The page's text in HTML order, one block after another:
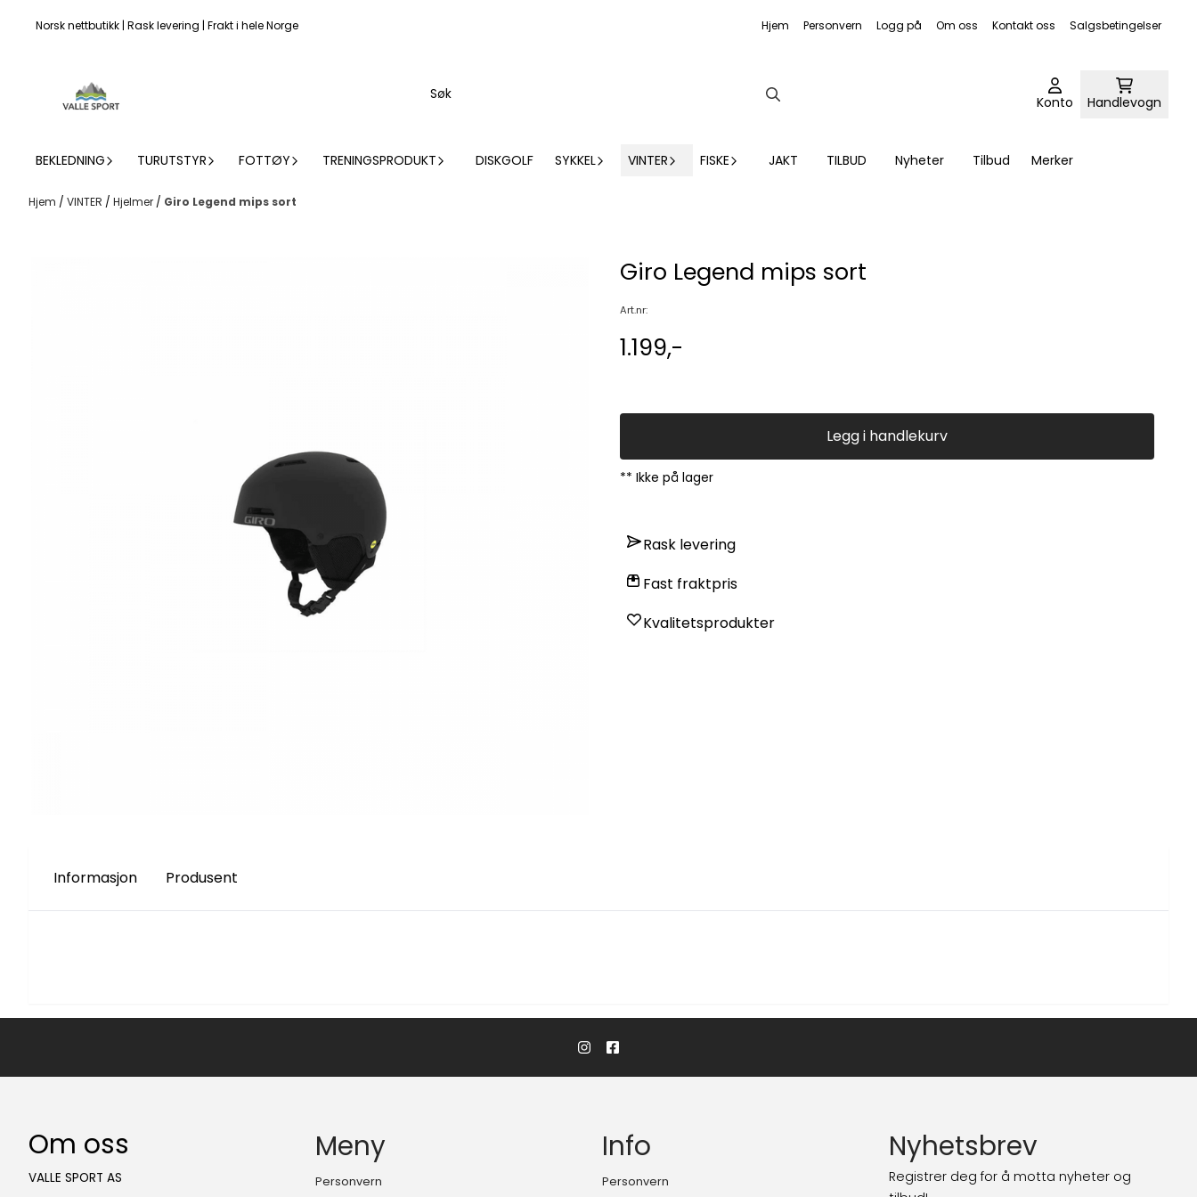
Hopp til innhold
Norsk nettbutikk | Rask levering | Frakt i hele Norge Hjem Personvern Logg på Om oss Kontakt oss Salgsbetingelser
Konto Handlevogn
BEKLEDNING TURUTSTYR FOTTØY TRENINGSPRODUKT DISKGOLF SYKKEL VINTER FISKE JAKT TILBUD Nyheter Tilbud Merker
Hjem / VINTER / Hjelmer / Giro Legend mips sort
Giro Legend mips sort
Art.nr:
1.199,-
Legg i handlekurv
** Ikke på lager
Rask levering
Fast fraktpris
Kvalitetsprodukter
Informasjon Produsent
Om oss
VALLE SPORT AS
Meny
Personvern
Info
Personvern
Nyhetsbrev
Registrer deg for å motta nyheter og